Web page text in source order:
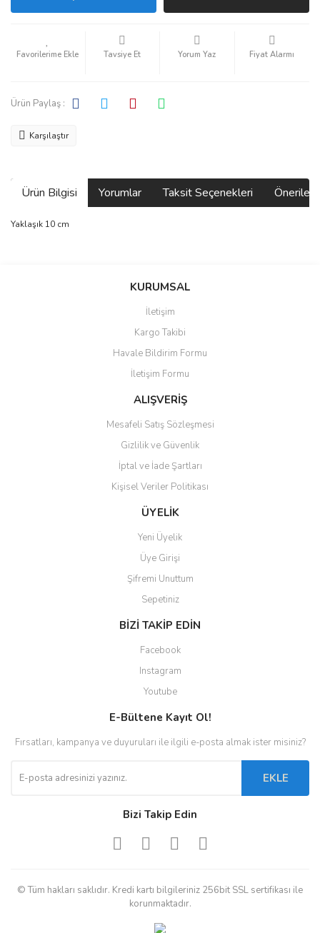
Tavsiye Et Yorum Yaz Fiyat Alarmı
Ürün Paylaş :
Karşılaştır
Ürün Bilgisi Yorumlar Taksit Seçenekleri
Yaklaşık 10 cm
Bu ürüne ilk yorumu siz yapın!
Ürün resmi kalitesiz, bozuk veya görüntülenemiyor.
Ürün açıklamasında eksik bilgiler bulunuyor.
Ürün bilgilerinde hatalar bulunuyor.
Ürün fiyatı diğer sitelerden daha pahalı.
Gönder
KURUMSAL
İletişim
Kargo Takibi
Havale Bildirim Formu
İletişim Formu
ALIŞVERİŞ
Mesafeli Satış Sözleşmesi
Gizlilik ve Güvenlik
İptal ve İade Şartları
Kişisel Veriler Politikası
ÜYELİK
Yeni Üyelik
Üye Girişi
Şifremi Unuttum
Sepetiniz
BİZİ TAKİP EDİN
Facebook
Instagram
Youtube
E-Bültene Kayıt Ol!
Fırsatları, kampanya ve duyuruları ile ilgili e-posta almak ister misiniz?
EKLE
Bizi Takip Edin
© Tüm hakları saklıdır. Kredi kartı bilgileriniz 256bit SSL sertifikası ile
korunmaktadır.